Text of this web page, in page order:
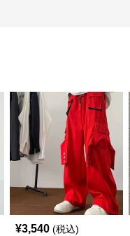
¥3,540 (税込)